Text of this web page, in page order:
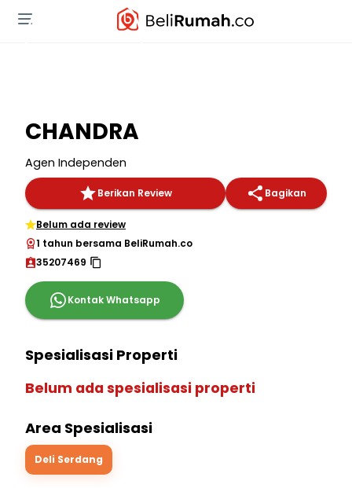
CHANDRA
Agen Independen
Berikan Review Bagikan
Belum ada review
1 tahun bersama BeliRumah.co
35207469
Kontak Whatsapp
Spesialisasi Properti
Belum ada spesialisasi properti
Area Spesialisasi
Deli Serdang